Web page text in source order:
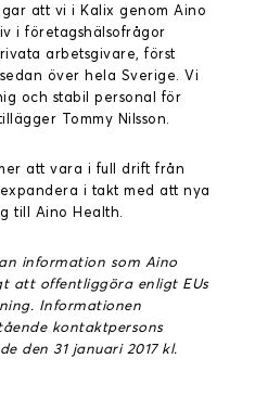
att vi i Kalix genom Aino
i företagshälsofrågor
arbetsgivare, först
över hela Sverige. Vi
och stabil personal för
Tommy Nilsson.
att vara i full drift från
i takt med att nya
till Aino Health.
information som Aino
att offentliggöra enligt EUs
Informationen
kontaktpersons
den 31 januari 2017 kl.